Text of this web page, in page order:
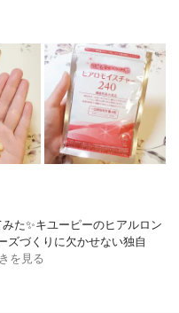
た✨キユーピーのヒアルロン
ズづくりに欠かせない独自
を見る